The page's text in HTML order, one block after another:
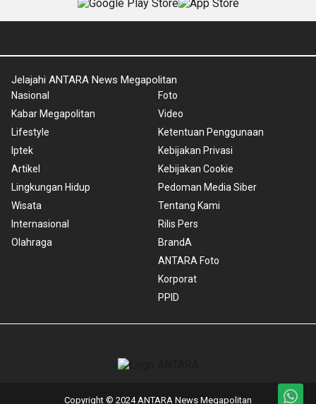
Jelajahi ANTARA News Megapolitan
Nasional
Kabar Megapolitan
Lifestyle
Iptek
Artikel
Lingkungan Hidup
Wisata
Internasional
Olahraga
Foto
Video
Ketentuan Penggunaan
Kebijakan Privasi
Kebijakan Cookie
Pedoman Media Siber
Tentang Kami
Rilis Pers
BrandA
ANTARA Foto
Korporat
PPID
Copyright © 2024 ANTARA News Megapolitan